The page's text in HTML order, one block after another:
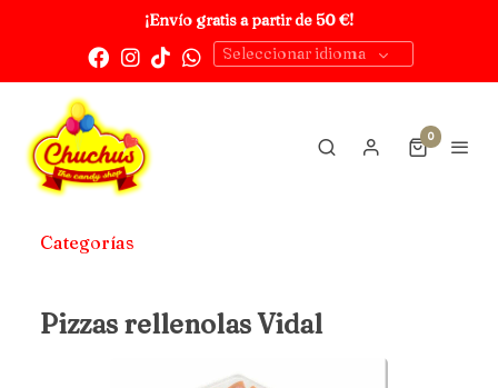
¡Envío gratis a partir de 50 €!
Seleccionar idioma
0
Categorías
Pizzas rellenolas Vidal